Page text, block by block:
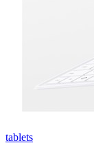
tablets